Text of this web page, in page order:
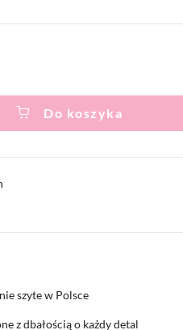
Do koszyka
szyte w Polsce
z dbałością o każdy detal